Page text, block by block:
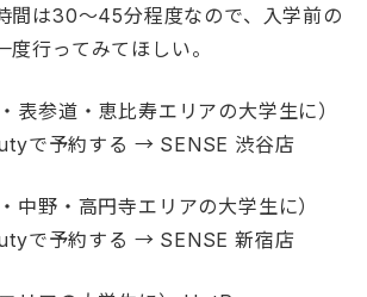
間は30〜45分程度なので、入学前の
度行ってみてほしい。
・表参道・恵比寿エリアの大学生に）
で予約する → SENSE 渋谷店
・中野・高円寺エリアの大学生に）
で予約する → SENSE 新宿店